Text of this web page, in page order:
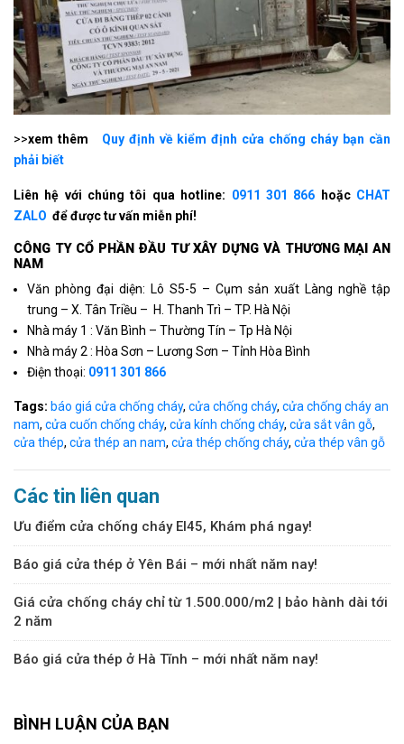
>>xem thêm
Quy định về kiểm định cửa chống cháy bạn cần
phải biết
Liên hệ với chúng tôi qua hotline: 0911 301 866 hoặcCHAT
ZALO để được tư vấn miễn phí!
CÔNG TY CỔ PHẦN ÐẦU TƯ XÂY DỰNG VÀ THƯƠNG MẠI AN
NAM
Văn phòng đại diện: Lô S5-5 – Cụm sản xuất Làng nghề tập
trung – X. Tân Triều – H. Thanh Trì – TP. Hà Nội
Nhà máy 1 : Văn Bình – Thường Tín – Tp Hà Nội
Nhà máy 2 : Hòa Sơn – Lương Sơn – Tỉnh Hòa Bình
Điện thoại: 0911 301 866
Tags: báo giá cửa chống cháy, cửa chống cháy, cửa chống cháy an
nam, cửa cuốn chống cháy, cửa kính chống cháy, cửa sắt vân gỗ,
cửa thép, cửa thép an nam, cửa thép chống cháy, cửa thép vân gỗ
Các tin liên quan
Ưu điểm cửa chống cháy EI45, Khám phá ngay!
Báo giá cửa thép ở Yên Bái – mới nhất năm nay!
Giá cửa chống cháy chỉ từ 1.500.000/m2 | bảo hành dài tới
2 năm
Báo giá cửa thép ở Hà Tĩnh – mới nhất năm nay!
BÌNH LUẬN CỦA BẠN